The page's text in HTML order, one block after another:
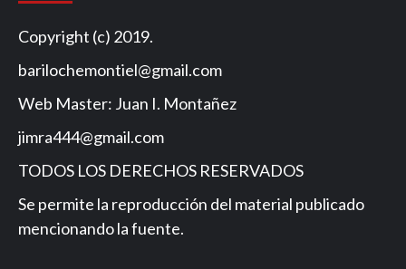
Copyright (c) 2019.
barilochemontiel@gmail.com
Web Master: Juan I. Montañez
jimra444@gmail.com
TODOS LOS DERECHOS RESERVADOS
Se permite la reproducción del material publicado
mencionando la fuente.